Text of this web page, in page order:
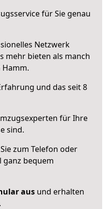
für Sie genau
Netzwerk
mehr bieten als manch
und das seit 8
für Ihre
sind.
zum Telefon oder
ganz bequem
aus und erhalten